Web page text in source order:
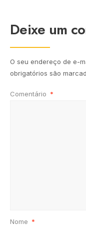
Deixe um
O seu endereço de e-
obrigatórios são
Comentário *
Nome *